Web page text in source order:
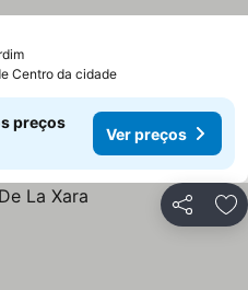
Ver preços
Centro da cidade
preços
Ver preços
Partilhar